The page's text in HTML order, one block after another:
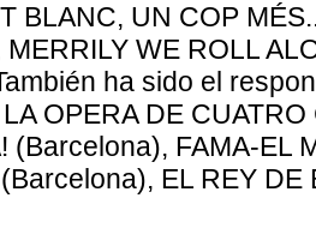
BLANC, UN COP
MERRILY WE ROLL
ha sido el
OPERA DE
(Barcelona), FAMA-EL
EL REY